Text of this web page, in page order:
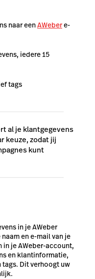
naar eenAWebere-
iedere 15
tags
al je klantgegevens
keuze, zodat jij
kunt
in je AWeber
en e-mail van je
je AWeber-account,
en klantinformatie,
Dit verhoogt uw